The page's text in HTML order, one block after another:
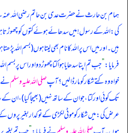
ہمام بن حارث نے حضرت عدی بن حاتم رضی اللہ
کی: اللہ کے رسول! میں سدھائے ہوئے کتوں کو چھوڑتا
ہیں۔ اور میں اس پر اللہ کا نام بھی لیتا ہوں (بسم اللہ
فرمایا:”جب تم اپنا سدھایا ہوا کتا چھوڑ دو اور اس پر بسم
خواہ وہ کتے شکار کو مار ڈالیں؟ آپصلی اللہ علیہ وسلمنے
تک کوئی اور کتا، جو ان کے ساتھ نہیں (بھیجا گیا)، ان
عرض کی: میں شکار کو موٹی لکڑی کے نوکدار بغیر پروں کے